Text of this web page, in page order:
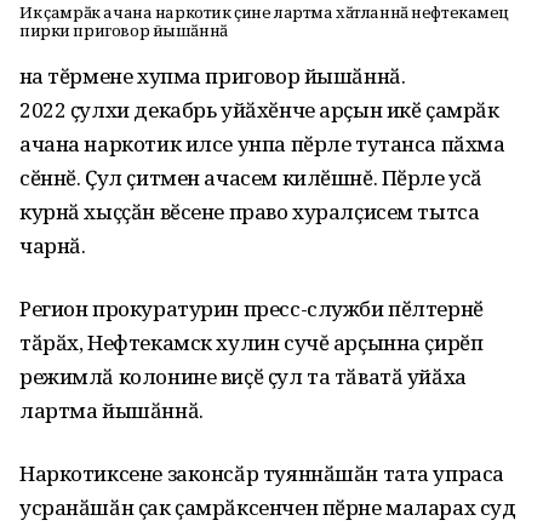
Икӗ ҫамрӑк ачана наркотик ҫине лартма хӑтланнӑ нефтекамец
пирки приговор йышӑннӑ
Ӑна тӗрмене хупма приговор йышӑннӑ.
2022 ҫулхи декабрь уйӑхӗнче арҫын икӗ ҫамрӑк
ачана наркотик илсе унпа пӗрле тутанса пӑхма
сӗннӗ. Ҫул ҫитмен ачасем килӗшнĕ. Пӗрле усӑ
курнӑ хыҫҫӑн вӗсене право хуралҫисем тытса
чарнӑ.
Регион прокуратурин пресс-служби пӗлтернӗ
тӑрӑх, Нефтекамск хулин сучĕ арҫынна ҫирӗп
режимлӑ колонине виҫӗ ҫул та тӑватӑ уйӑха
лартма йышӑннӑ.
Наркотиксене законсӑр туяннӑшӑн тата упраса
усранӑшӑн ҫак ҫамрӑксенчен пӗрне маларах суд